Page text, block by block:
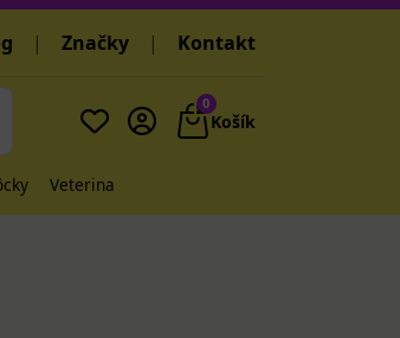
| Značky | Kontakt
0
Košík
Veterina